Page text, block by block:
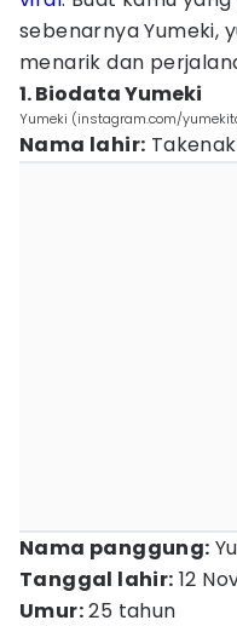
sebenarnya Yumeki,
menarik dan
1. Biodata Yumeki
Yumeki (instagram.com/
Nama lahir:
Nama panggung:
Tanggal lahir: 12
Umur:25 tahun